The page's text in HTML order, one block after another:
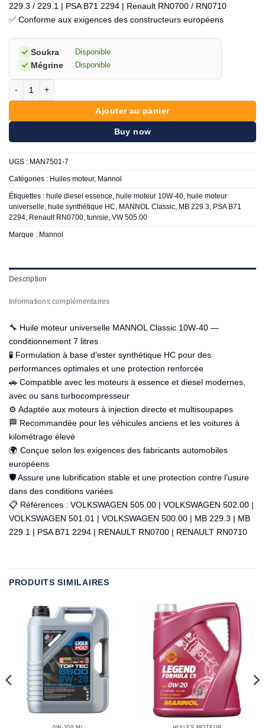
229.3 / 229.1 | PSA B71 2294 | Renault RN0700 / RN0710
✅ Conforme aux exigences des constructeurs européens
Soukra · Disponible
Mégrine · Disponible
Ajouter au panier
Buy now
UGS : MAN7501-7
Catégories : Huiles moteur, Mannol
Étiquettes : huile diesel essence, huile moteur 10W-40, huile moteur
universelle, huile synthétique HC, MANNOL Classic, MB 229.3, PSA B71
2294, Renault RN0700, tunisie, VW 505.00
Marque : Mannol
Description
Informations complémentaires
🔧 Huile moteur universelle MANNOL Classic 10W-40 —
conditionnement 7 litres
🧪 Formulation à base d’ester synthétique HC pour des
performances optimales et une protection renforcée
🚗 Compatible avec les moteurs à essence et diesel modernes,
avec ou sans turbocompresseur
⚙️ Adaptée aux moteurs à injection directe et multisoupapes
🏁 Recommandée pour les véhicules anciens et les voitures à
kilométrage élevé
🌍 Conçue selon les exigences des fabricants automobiles
européens
🛡️ Assure une lubrification stable et une protection contre l’usure
dans des conditions variées
📋 Références : VOLKSWAGEN 505.00 | VOLKSWAGEN 502.00 |
VOLKSWAGEN 501.01 | VOLKSWAGEN 500.00 | MB 229.3 | MB
229.1 | PSA B71 2294 | RENAULT RN0700 | RENAULT RN0710
PRODUITS SIMILAIRES